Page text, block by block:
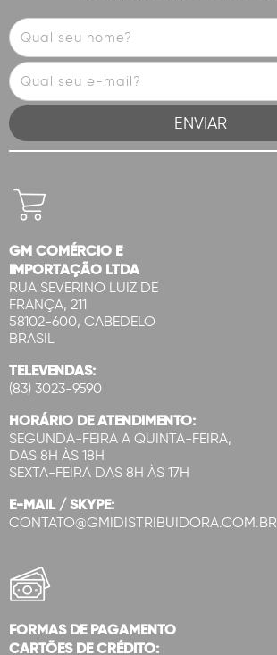
GM COMÉRCIO E
IMPORTAÇÃO LTDA
RUA SEVERINO LUIZ DE
FRANÇA, 211
58102-600, CABEDELO
BRASIL
TELEVENDAS:
(83) 3023-9590
HORÁRIO DE ATENDIMENTO:
SEGUNDA-FEIRA A QUINTA-FEIRA,
DAS 8H ÀS 18H
SEXTA-FEIRA DAS 8H ÀS 17H
E-MAIL / SKYPE:
CONTATO@GMIDISTRIBUIDORA.COM.BR
FORMAS DE PAGAMENTO
CARTÕES DE CRÉDITO: